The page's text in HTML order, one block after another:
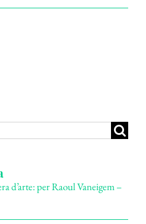
d’arte: per Raoul Vaneigem –